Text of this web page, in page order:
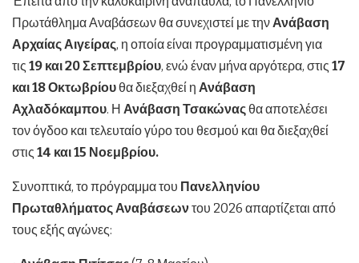
Πρωτάθλημα Αναβάσεων θα συνεχιστεί με τηνΑνάβαση
Αρχαίας Αιγείρας, η οποία είναι προγραμματισμένη για
τις 19 και 20 Σεπτεμβρίου, ενώ έναν μήνα αργότερα, στις 17
και 18 Οκτωβρίουθα διεξαχθεί η Ανάβαση
Αχλαδόκαμπου. Η Ανάβαση Τσακώναςθα αποτελέσει
τον όγδοο και τελευταίο γύρο του θεσμού και θα διεξαχθεί
στις 14 και 15 Νοεμβρίου.
Συνοπτικά, το πρόγραμμα του Πανελληνίου
Πρωταθλήματος Αναβάσεωντου 2026 απαρτίζεται από
τους εξής αγώνες: